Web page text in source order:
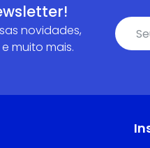
novidades,
muito mais.